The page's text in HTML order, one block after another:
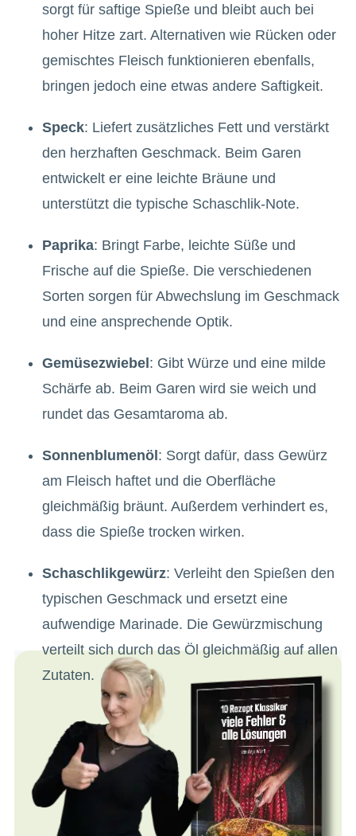
sorgt für saftige Spieße und bleibt auch bei
hoher Hitze zart. Alternativen wie Rücken oder
gemischtes Fleisch funktionieren ebenfalls,
bringen jedoch eine etwas andere Saftigkeit.
Speck: Liefert zusätzliches Fett und verstärkt
den herzhaften Geschmack. Beim Garen
entwickelt er eine leichte Bräune und
unterstützt die typische Schaschlik-Note.
Paprika: Bringt Farbe, leichte Süße und
Frische auf die Spieße. Die verschiedenen
Sorten sorgen für Abwechslung im Geschmack
und eine ansprechende Optik.
Gemüsezwiebel: Gibt Würze und eine milde
Schärfe ab. Beim Garen wird sie weich und
rundet das Gesamtaroma ab.
Sonnenblumenöl: Sorgt dafür, dass Gewürz
am Fleisch haftet und die Oberfläche
gleichmäßig bräunt. Außerdem verhindert es,
dass die Spieße trocken wirken.
Schaschlikgewürz: Verleiht den Spießen den
typischen Geschmack und ersetzt eine
aufwendige Marinade. Die Gewürzmischung
verteilt sich durch das Öl gleichmäßig auf allen
Zutaten.